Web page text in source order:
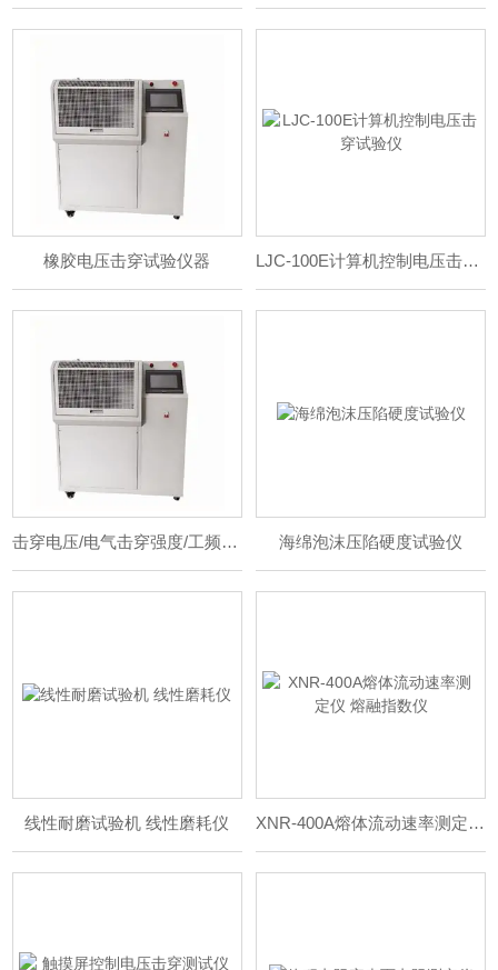
橡胶电压击穿试验仪器 LJC-100E计算机控制电压击穿试验仪
击穿电压/电气击穿强度/工频击穿试验仪 海绵泡沫压陷硬度试验仪
线性耐磨试验机 线性磨耗仪 XNR-400A熔体流动速率测定仪 熔融指数仪